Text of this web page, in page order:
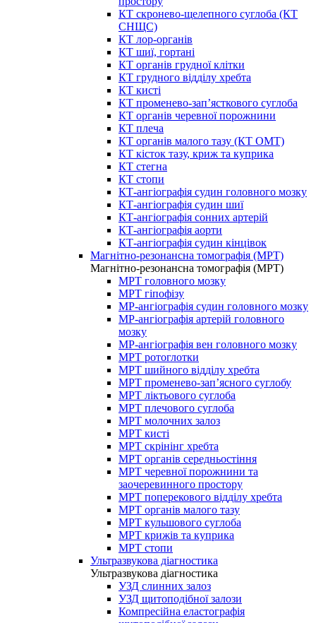
КТ скронево-щелепного суглоба (КТ
СНЩС)
КТ лор-органів
КТ шиї, гортані
КТ органів грудної клітки
КТ грудного відділу хребта
КТ кисті
КТ променево-зап’ясткового суглоба
КТ органів черевної порожнини
КТ плеча
КТ органів малого тазу (КТ ОМТ)
КТ кісток тазу, криж та куприка
КТ стегна
КТ стопи
КТ-ангіографія судин головного мозку
КТ-ангіографія судин шиї
КТ-ангіографія сонних артерій
КТ-ангіографія аорти
КТ-ангіографія судин кінцівок
Магнітно-резонансна томографія (МРТ)
Магнітно-резонансна томографія (МРТ)
МРТ головного мозку
МРТ гіпофізу
МР-ангіографія судин головного мозку
МР-ангіографія артерій головного
мозку
МР-ангіографія вен головного мозку
МРТ ротоглотки
МРТ шийного відділу хребта
МРТ променево-зап’ясного суглобу
МРТ ліктьового суглоба
МРТ плечового суглоба
МРТ молочних залоз
МРТ кисті
МРТ скрінінг хребта
МРТ органів середньостіння
МРТ черевної порожнини та
заочеревинного простору
МРТ поперекового відділу хребта
МРТ органів малого тазу
МРТ кульшового суглоба
МРТ крижів та куприка
МРТ стопи
Ультразвукова діагностика
Ультразвукова діагностика
УЗД слинних залоз
УЗД щитоподібної залози
Компресійна еластографія